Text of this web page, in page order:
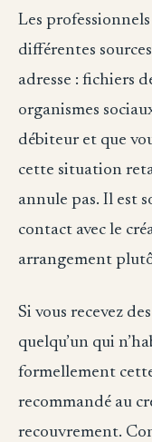
Les
différentes
adresse : fichiers
organismes
débiteur et que
cette situation
annule pas. Il est
contact avec le
arrangement
Si vous recevez
quelqu’un qui
formellement
recommandé au
recouvrement.